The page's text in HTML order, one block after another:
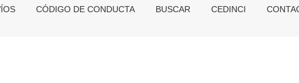
CÓDIGO DE CONDUCTA BUSCAR CEDINCI